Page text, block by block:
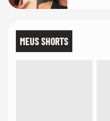
MEUS SHORTS